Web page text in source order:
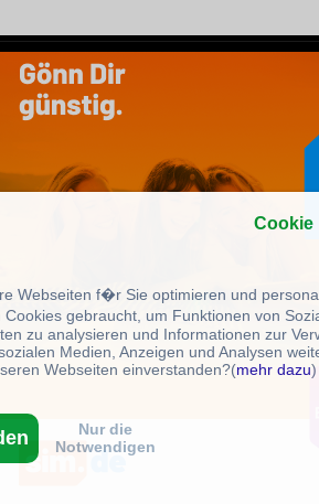
Cookie
Webseiten f�r Sie optimieren und
Cookies gebraucht, um Funktionen von
zu analysieren und Informationen zur
Medien, Anzeigen und Analysen
Webseiten einverstanden?(mehr dazu)
Nur die
Notwendigen